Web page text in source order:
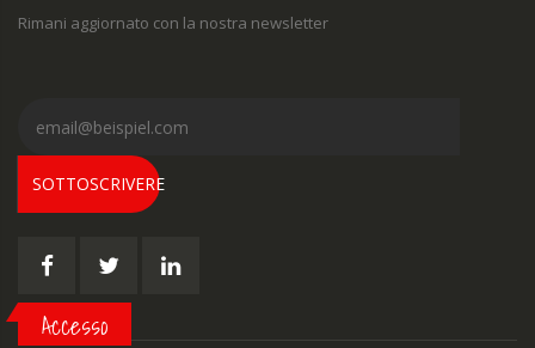
Rimani aggiornato con la nostra newsletter
SOTTOSCRIVERE
Accesso